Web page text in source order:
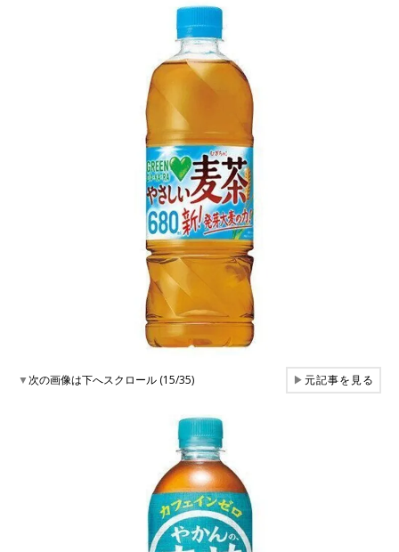
▼次の画像は下へスクロール (15/35) ▶元記事を見る